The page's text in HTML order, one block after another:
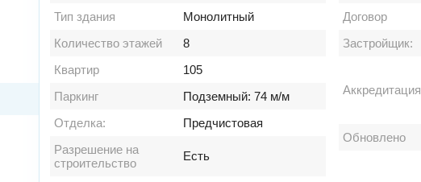
Тип здания
Монолитный
Количество этажей
8
Квартир
105
Паркинг
Подземный: 74 м/м
Отделка:
Предчистовая
Разрешение на
строительство
Есть
Договор
Застройщик:
Аккредитация
Обновлено